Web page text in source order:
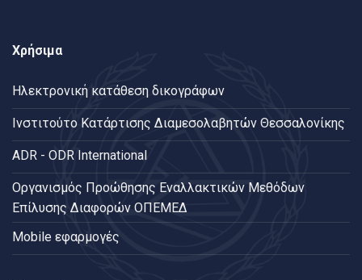
Χρήσιμα
Ηλεκτρονική κατάθεση δικογράφων
Ινστιτούτο Κατάρτισης Διαμεσολαβητών Θεσσαλονίκης
ADR - ODR International
Oργανισμός Προώθησης Εναλλακτικών Μεθόδων
Επίλυσης Διαφορών ΟΠΕΜΕΔ
Mobile εφαρμογές